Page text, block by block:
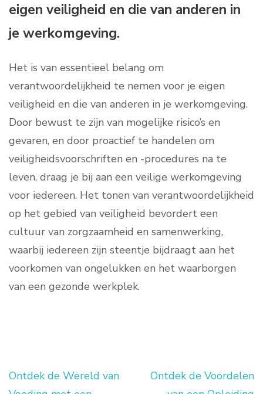
eigen veiligheid en die van anderen in
je werkomgeving.
Het is van essentieel belang om
verantwoordelijkheid te nemen voor je eigen
veiligheid en die van anderen in je werkomgeving.
Door bewust te zijn van mogelijke risico’s en
gevaren, en door proactief te handelen om
veiligheidsvoorschriften en -procedures na te
leven, draag je bij aan een veilige werkomgeving
voor iedereen. Het tonen van verantwoordelijkheid
op het gebied van veiligheid bevordert een
cultuur van zorgzaamheid en samenwerking,
waarbij iedereen zijn steentje bijdraagt aan het
voorkomen van ongelukken en het waarborgen
van een gezonde werkplek.
Berichtnavigatie
Ontdek de Wereld van
Ontdek de Voordelen